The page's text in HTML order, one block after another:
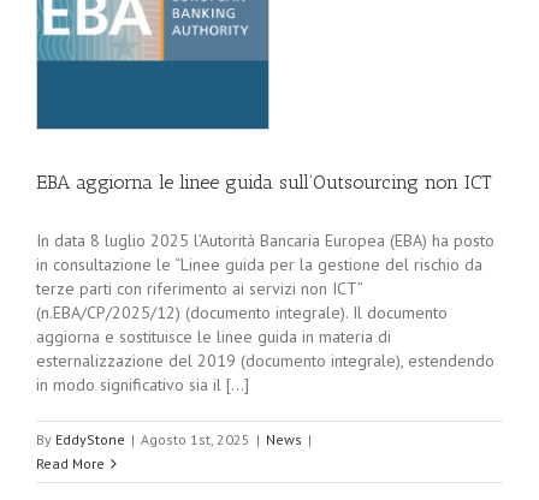
EBA aggiorna le linee guida sull’Outsourcing non ICT
In data 8 luglio 2025 l’Autorità Bancaria Europea (EBA) ha posto
in consultazione le “Linee guida per la gestione del rischio da
terze parti con riferimento ai servizi non ICT”
(n.EBA/CP/2025/12) (documento integrale). Il documento
aggiorna e sostituisce le linee guida in materia di
esternalizzazione del 2019 (documento integrale), estendendo
in modo significativo sia il [...]
By EddyStone | Agosto 1st, 2025 | News |
Read More